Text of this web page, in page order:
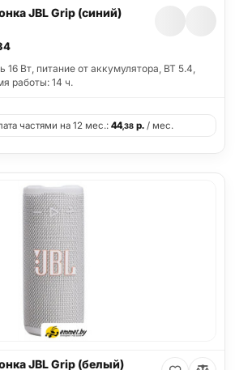
JBL Grip (синий)
Вт, питание от аккумулятора, BT 5.4,
работы: 14 ч.
частями на 12 мес.: 44,38 р. / мес.
JBL Grip (белый)